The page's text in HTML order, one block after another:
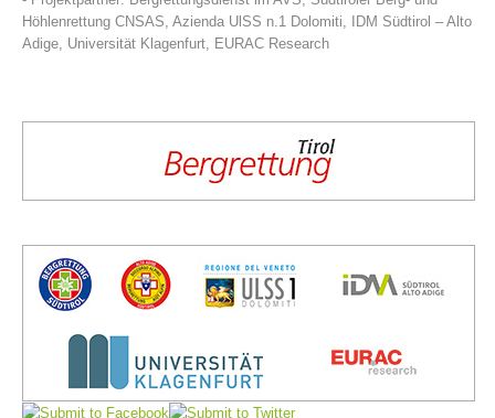
Board of Management
Höhlenrettung CNSAS, Azienda UlSS n.1 Dolomiti, IDM Südtirol – Alto
Adige, Universität Klagenfurt, EURAC Research